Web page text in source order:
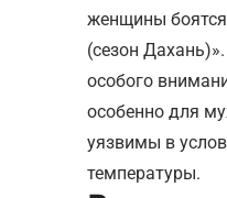
женщины
(сезон
особого
особенно для
уязвимы в
температуры.